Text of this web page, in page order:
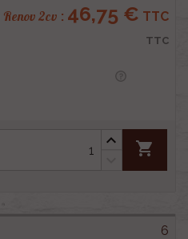
Renov 2cv : 46,75 € TTC
TTC
shopping_cart
6